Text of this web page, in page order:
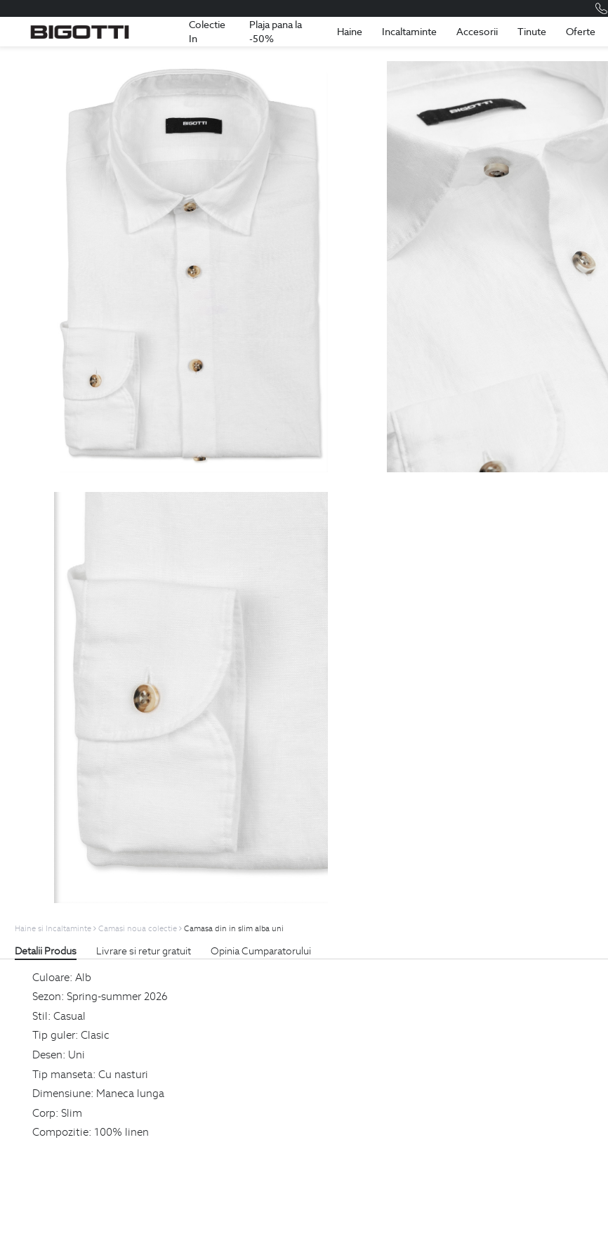
Colectie
In
Plaja pana la
-50%
Haine Incaltaminte Accesorii Tinute Oferte
Romania
Haine si Incaltaminte Camasi noua colectie Camasa din in slim alba uni
Detalii Produs Livrare si retur gratuit Opinia Cumparatorului
Culoare: Alb
Sezon: Spring-summer 2026
Stil: Casual
Tip guler: Clasic
Desen: Uni
Tip manseta: Cu nasturi
Dimensiune: Maneca lunga
Corp: Slim
Compozitie: 100% linen